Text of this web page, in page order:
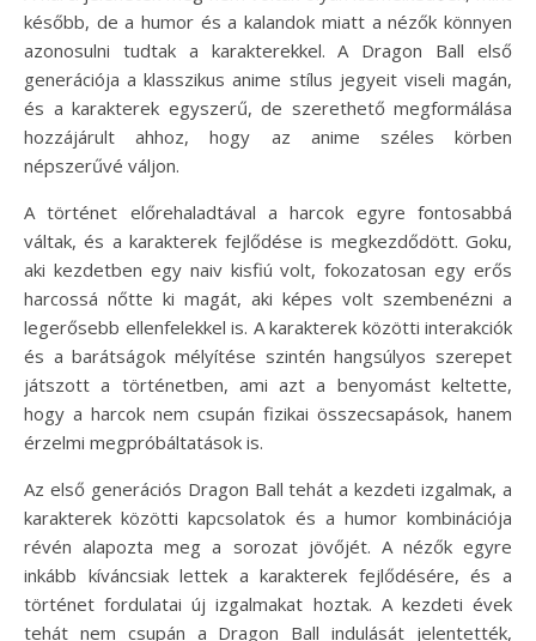
később, de a humor és a kalandok miatt a nézők könnyen
azonosulni tudtak a karakterekkel. A Dragon Ball első
generációja a klasszikus anime stílus jegyeit viseli magán,
és a karakterek egyszerű, de szerethető megformálása
hozzájárult ahhoz, hogy az anime széles körben
népszerűvé váljon.
A történet előrehaladtával a harcok egyre fontosabbá
váltak, és a karakterek fejlődése is megkezdődött. Goku,
aki kezdetben egy naiv kisfiú volt, fokozatosan egy erős
harcossá nőtte ki magát, aki képes volt szembenézni a
legerősebb ellenfelekkel is. A karakterek közötti interakciók
és a barátságok mélyítése szintén hangsúlyos szerepet
játszott a történetben, ami azt a benyomást keltette,
hogy a harcok nem csupán fizikai összecsapások, hanem
érzelmi megpróbáltatások is.
Az első generációs Dragon Ball tehát a kezdeti izgalmak, a
karakterek közötti kapcsolatok és a humor kombinációja
révén alapozta meg a sorozat jövőjét. A nézők egyre
inkább kíváncsiak lettek a karakterek fejlődésére, és a
történet fordulatai új izgalmakat hoztak. A kezdeti évek
tehát nem csupán a Dragon Ball indulását jelentették,